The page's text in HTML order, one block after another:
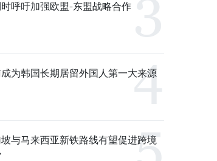
时呼吁加强欧盟-东盟战略合作
为韩国长期居留外国人第一大来源
与马来西亚新铁路线有望促进跨境